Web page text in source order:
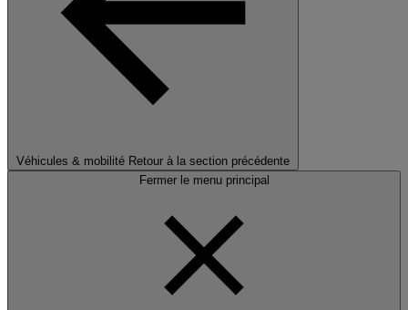
Véhicules & mobilité Retour à la section précédente
Fermer le menu principal